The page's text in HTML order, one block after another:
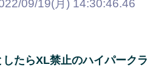
09/19(月) 14:30:46.46
たらXL禁止のハイパークラ